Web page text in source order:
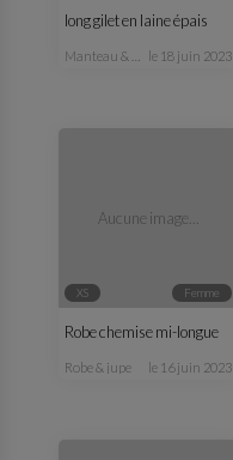
long gilet en laine épais
manteau & veste le 18 juin 2023
Aucune image...
XS femme
Robe chemise mi-longue
robe & jupe le 16 juin 2023